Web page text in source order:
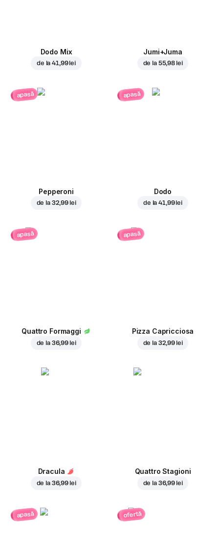
Dodo Mix
de la41,99 lei
Jumi+Juma
de la 55,98 lei
apasă
Pepperoni
de la 32,99 lei
apasă
Dodo
de la41,99 lei
apasă
Quattro Formaggi
de la 36,99 lei
apasă
Pizza Capricciosa
de la 32,99 lei
Dracula
de la 36,99 lei
Quattro Stagioni
de la 36,99 lei
apasă ofertă